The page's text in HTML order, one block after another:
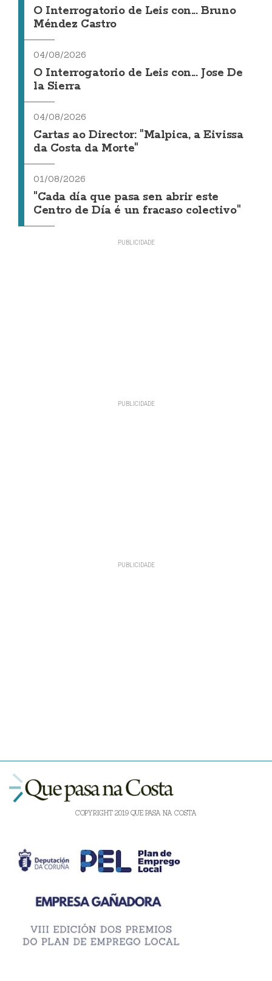
O Interrogatorio de Leis con... Bruno
Méndez Castro
04/08/2026
O Interrogatorio de Leis con... Jose De
la Sierra
04/08/2026
Cartas ao Director: "Malpica, a Eivissa
da Costa da Morte"
01/08/2026
"Cada día que pasa sen abrir este
Centro de Día é un fracaso colectivo"
COPYRIGHT 2019 QUE PASA NA COSTA